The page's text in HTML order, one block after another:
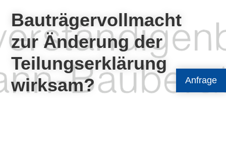
Anfrage
Bauträgervollmacht
zur Änderung der
Teilungserklärung
wirksam?